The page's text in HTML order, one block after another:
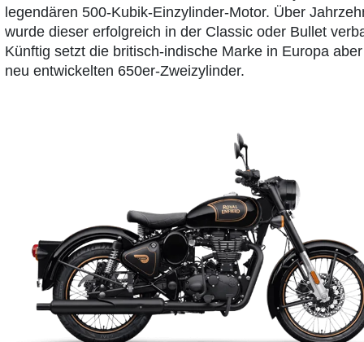
legendären 500-Kubik-Einzylinder-Motor. Über
wurde dieser erfolgreich in der Classic oder Bullet
Künftig setzt die britisch-indische Marke in Europa
neu entwickelten 650er-Zweizylinder.